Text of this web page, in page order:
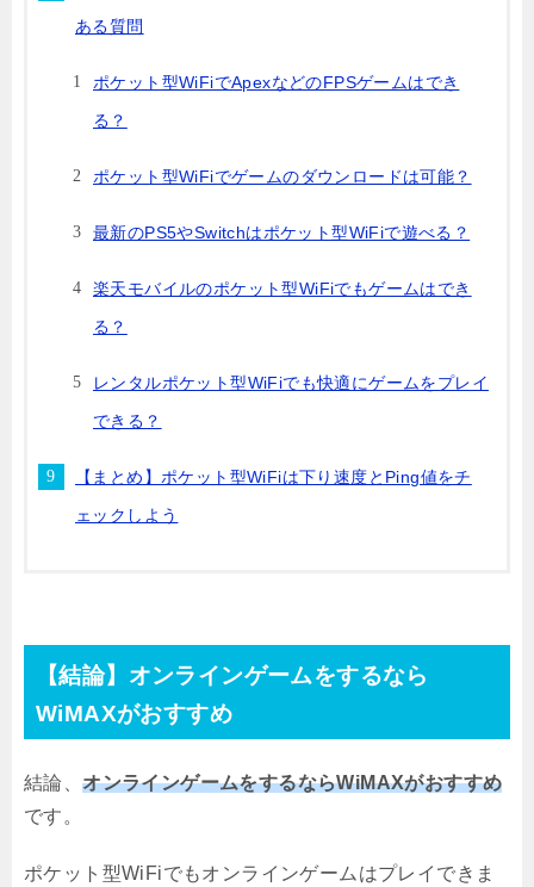
ある質問
ポケット型WiFiでApexなどのFPSゲームはでき
る？
ポケット型WiFiでゲームのダウンロードは可能？
最新のPS5やSwitchはポケット型WiFiで遊べる？
楽天モバイルのポケット型WiFiでもゲームはでき
る？
レンタルポケット型WiFiでも快適にゲームをプレイ
できる？
【まとめ】ポケット型WiFiは下り速度とPing値をチ
ェックしよう
【結論】オンラインゲームをするなら
WiMAXがおすすめ
結論、オンラインゲームをするならWiMAXがおすすめ
です。
ポケット型WiFiでもオンラインゲームはプレイできま